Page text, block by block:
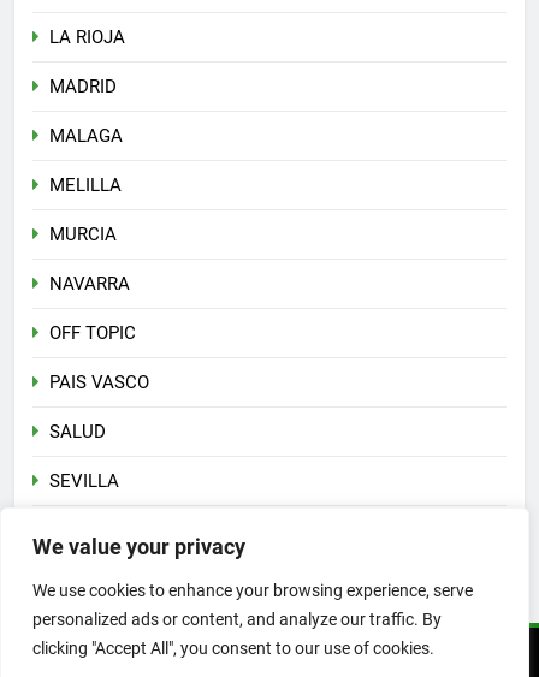
We value your privacy
We use cookies to enhance your browsing experience, serve
personalized ads or content, and analyze our traffic. By
clicking "Accept All", you consent to our use of cookies.
LA RIOJA
MADRID
MALAGA
MELILLA
MURCIA
NAVARRA
OFF TOPIC
PAIS VASCO
SALUD
SEVILLA
VALENCIA